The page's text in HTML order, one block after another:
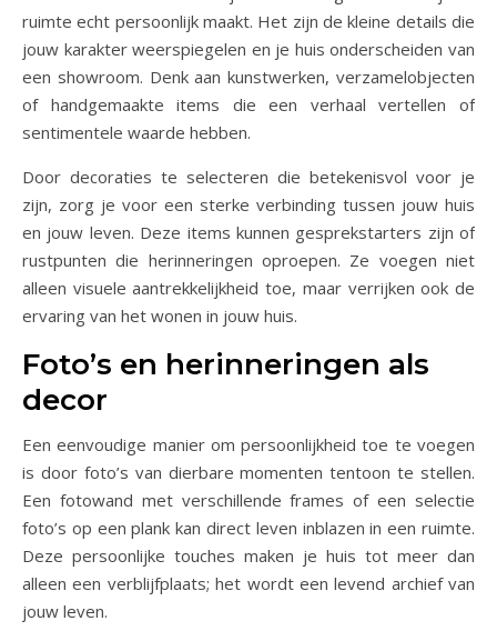
ruimte echt persoonlijk maakt. Het zijn de kleine details die
jouw karakter weerspiegelen en je huis onderscheiden van
een showroom. Denk aan kunstwerken, verzamelobjecten
of handgemaakte items die een verhaal vertellen of
sentimentele waarde hebben.
Door decoraties te selecteren die betekenisvol voor je
zijn, zorg je voor een sterke verbinding tussen jouw huis
en jouw leven. Deze items kunnen gesprekstarters zijn of
rustpunten die herinneringen oproepen. Ze voegen niet
alleen visuele aantrekkelijkheid toe, maar verrijken ook de
ervaring van het wonen in jouw huis.
Foto’s en herinneringen als
decor
Een eenvoudige manier om persoonlijkheid toe te voegen
is door foto’s van dierbare momenten tentoon te stellen.
Een fotowand met verschillende frames of een selectie
foto’s op een plank kan direct leven inblazen in een ruimte.
Deze persoonlijke touches maken je huis tot meer dan
alleen een verblijfplaats; het wordt een levend archief van
jouw leven.